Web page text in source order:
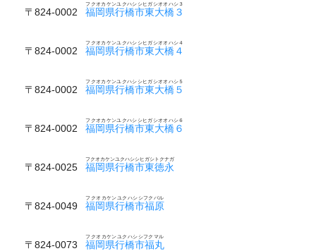
〒824-0002 福岡県行橋市東大橋３
フクオカケンユクハシシヒガシオオハシ３
〒824-0002 福岡県行橋市東大橋４
フクオカケンユクハシシヒガシオオハシ４
〒824-0002 福岡県行橋市東大橋５
フクオカケンユクハシシヒガシオオハシ５
〒824-0002 福岡県行橋市東大橋６
フクオカケンユクハシシヒガシオオハシ６
〒824-0025 福岡県行橋市東徳永
フクオカケンユクハシシヒガシトクナガ
〒824-0049 福岡県行橋市福原
フクオカケンユクハシシフクバル
〒824-0073 福岡県行橋市福丸
フクオカケンユクハシシフクマル